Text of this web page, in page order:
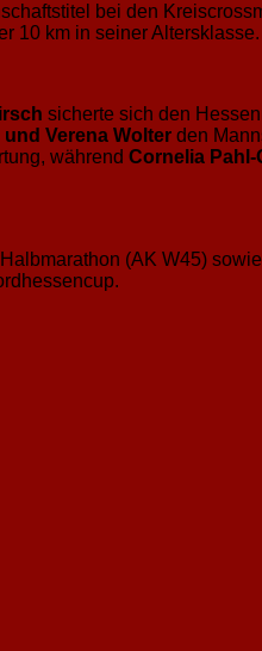
bei den
10 km in seiner Altersklasse.
sicherte sich den
Verena Wolter den
während Cornelia Pahl-
(AK W45)